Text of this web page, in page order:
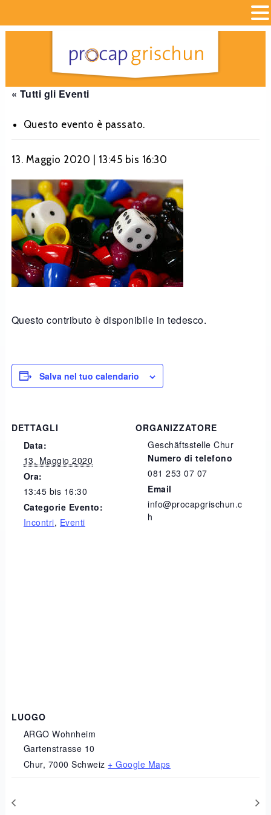
« Tutti gli Eventi
Questo evento è passato.
13. Maggio 2020 | 13:45 bis 16:30
Questo contributo è disponibile in tedesco.
Salva nel tuo calendario
DETTAGLI
Data:
13. Maggio 2020
Ora:
13:45 bis 16:30
Categorie Evento:
Incontri, Eventi
ORGANIZZATORE
Geschäftsstelle Chur
Numero di telefono
081 253 07 07
Email
info@procapgrischun.c
h
LUOGO
ARGO Wohnheim
Gartenstrasse 10
Chur, 7000 Schweiz + Google Maps